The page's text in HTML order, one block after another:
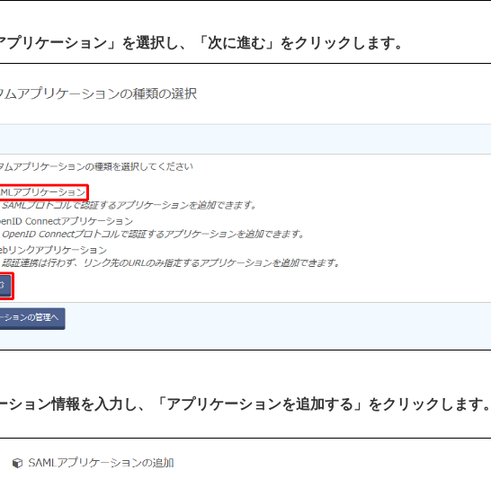
リケーション」を選択し、「次に進む」をクリックします。
ション情報を入力し、「アプリケーションを追加する」をクリックします。